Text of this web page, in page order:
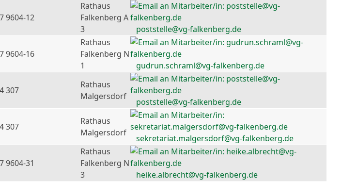
9604-12
Rathaus
Falkenberg A
3
poststelle@vg-falkenberg.de
9604-16
Rathaus
Falkenberg N
1
gudrun.schraml@vg-falkenberg.de
307
Rathaus
Malgersdorf
poststelle@vg-falkenberg.de
307
Rathaus
Malgersdorf
sekretariat.malgersdorf@vg-falkenberg.de
9604-31
Rathaus
Falkenberg N
3
heike.albrecht@vg-falkenberg.de